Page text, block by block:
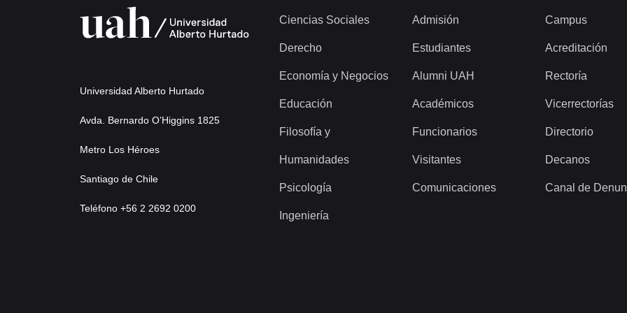
Universidad Alberto Hurtado
Avda. Bernardo O’Higgins 1825
Metro Los Héroes
Santiago de Chile
Teléfono +56 2 2692 0200
Ciencias Sociales
Derecho
Economía y Negocios
Educación
Filosofía y
Humanidades
Psicología
Ingeniería
Admisión
Estudiantes
Alumni UAH
Académicos
Funcionarios
Visitantes
Comunicaciones
Campus
Acreditación
Rectoría
Vicerrectorías
Directorio
Decanos
Canal de